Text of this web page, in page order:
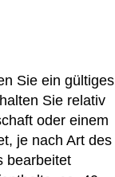
Sie ein gültiges
Sie relativ
oder einem
je nach Art des
bearbeitet